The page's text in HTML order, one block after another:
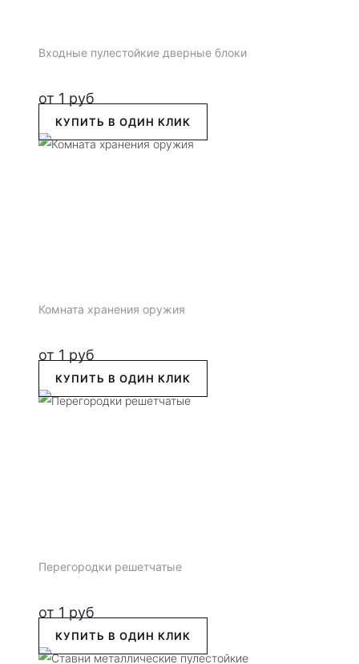
Входные пулестойкие дверные блоки
от 1 руб
КУПИТЬ В ОДИН КЛИК
Комната хранения оружия
от 1 руб
КУПИТЬ В ОДИН КЛИК
Перегородки решетчатые
от 1 руб
КУПИТЬ В ОДИН КЛИК